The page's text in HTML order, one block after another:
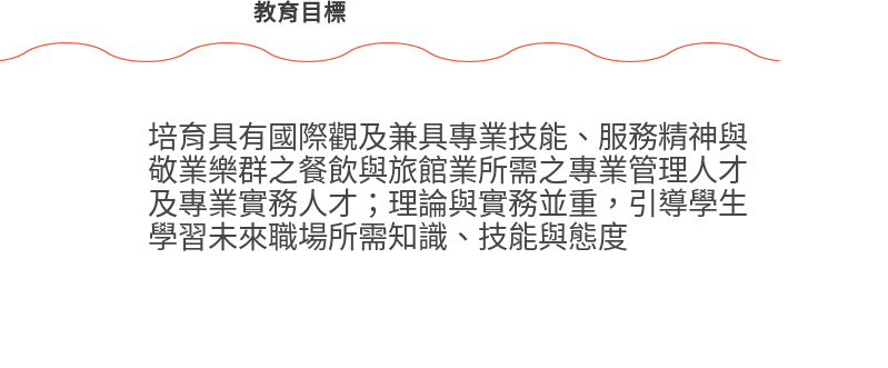
教育目標
培育具有國際觀及兼具專業技能、服務精神與
敬業樂群之餐飲與旅館業所需之專業管理人才
及專業實務人才；理論與實務並重，引導學生
學習未來職場所需知識、技能與態度